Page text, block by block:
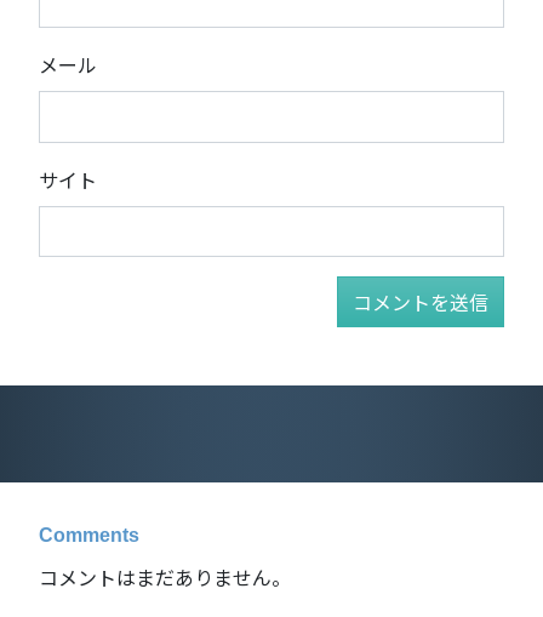
メール
サイト
Comments
コメントはまだありません。